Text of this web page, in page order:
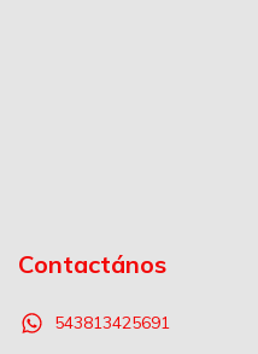
Contactános
543813425691